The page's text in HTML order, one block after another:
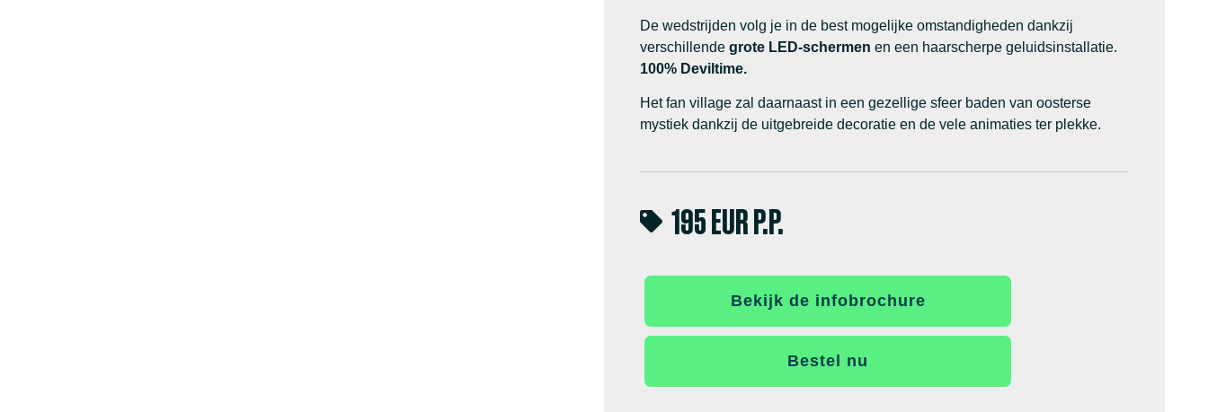
De wedstrijden volg je in de best mogelijke omstandigheden dankzij
verschillende grote LED-schermen en een haarscherpe geluidsinstallatie.
100% Deviltime.
Het fan village zal daarnaast in een gezellige sfeer baden van oosterse
mystiek dankzij de uitgebreide decoratie en de vele animaties ter plekke.
195 EUR P.P.
Bekijk de infobrochure
Bestel nu